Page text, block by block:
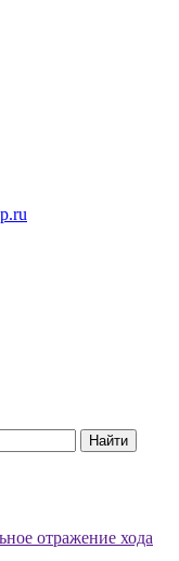
Найти
отражение хода